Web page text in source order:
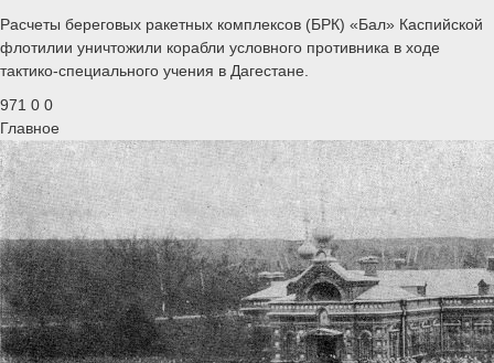
Расчеты береговых ракетных комплексов (БРК) «Бал» Каспийской
флотилии уничтожили корабли условного противника в ходе
тактико-специального учения в Дагестане.
971 0 0
Главное